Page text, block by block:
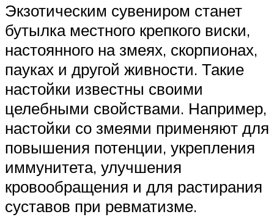
Экзотическим сувениром станет
бутылка местного крепкого виски,
настоянного на змеях, скорпионах,
пауках и другой живности. Такие
настойки известны своими
целебными свойствами. Например,
настойки со змеями применяют для
повышения потенции, укрепления
иммунитета, улучшения
кровообращения и для растирания
суставов при ревматизме.